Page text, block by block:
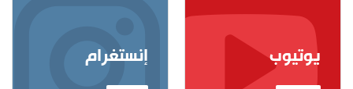
إنستغرام يوتيوب